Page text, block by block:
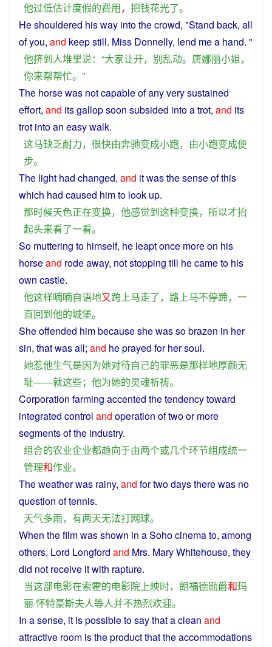
他过低估计度假的费用， 把钱花光了。
Heshouldered his way into thecrowd, "Stand back, all
ofyou, and keepstill. Miss Donnelly, lend me a hand. "
他挤到人堆里说：“大家让开， 别乱动。 唐娜丽小姐，
你来帮帮忙。”
The horsewas not capableofany very sustained
effort, and itsgallopsoon subsided intoatrot, and its
trot intoan easy walk.
这马缺乏耐力， 很快由奔驰变成小跑， 由小跑变成便
步。
The light had changed, and itwasthesenseofthis
which had caused himto look up.
那时候天色正在变换， 他感觉到这种变换， 所以才抬
起头来看了一看。
So muttering to himself, he leapt once more on his
horseand rodeaway, notstopping till hecame to his
own castle.
他这样喃喃自语地又跨上马走了， 路上马不停蹄， 一
直回到他的城堡。
Sheoffended himbecauseshewassobrazen in her
sin, thatwasall; and heprayed forhersoul.
她惹他生气是因为她对待自己的罪恶是那样地厚颜无
耻——就这些； 他为她的灵魂祈祷。
Corporation farming accented thetendencytoward
integrated control and operation oftwoor more
segmentsof the industry.
组合的农业企业都趋向于由两个或几个环节组成统一
管理和作业。
Theweatherwas rainy, and fortwodaystherewas no
question oftennis.
天气多雨， 有两天无法打网球。
When thefilmwasshown in aSohocinemato, among
others, Lord Longford and Mrs. Mary Whitehouse, they
did not receive itwith rapture.
当这部电影在索霍的电影院上映时， 朗福德勋爵和玛
丽·怀特豪斯夫人等人并不热烈欢迎。
In asense, it ispossibletosaythat aclean and
attractive room is theproductthat theaccommodations